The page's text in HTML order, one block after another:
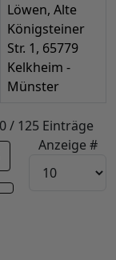
Löwen, Alte
Königsteiner
Str. 1, 65779
Kelkheim -
Münster
/ 125 Einträge
Anzeige #